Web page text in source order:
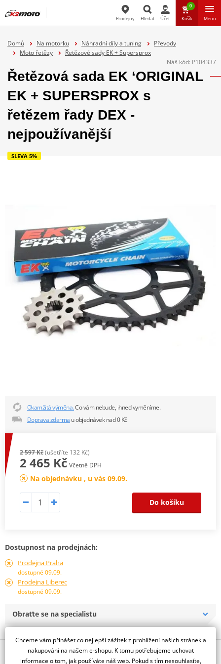
Prodejny Hledat Účet
0
Košík Menu
Domů Na motorku Náhradní díly a tuning
Převody
Moto řetězy
Řetězové sady EK + Supersprox
Náš kód: P104337
Řetězová sada EK ‘ORIGINAL
EK + SUPERSPROX s
řetězem řady DEX -
nejpoužívanější
SLEVA 5%
Okamžitá výměna.Co vám nebude, ihned vyměníme.
Doprava zdarma u objednávek nad 0 Kč
2 597 Kč(ušetříte 132 Kč)
2 465 Kč Včetně DPH
Na objednávku , u vás 09.09.
Do košíku
Dostupnost na prodejnách:
Prodejna Praha
dostupné 09.09.
Prodejna Liberec
dostupné 09.09.
Obraťte se na specialistu
Popis a parametry
Chceme vám přinášet co nejlepší zážitek z prohlížení našich stránek a
nakupování na našem e-shopu. K tomu potřebujeme uchovat
informace o tom, jak používáte náš web. Pokud s tím nesouhlasíte,